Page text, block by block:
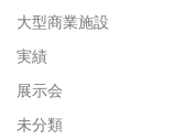
大型商業施設
実績
展示会
未分類